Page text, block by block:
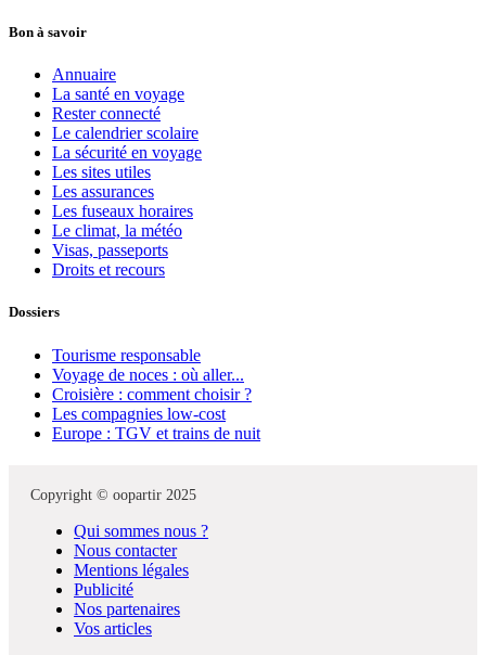
Bon à savoir
Annuaire
La santé en voyage
Rester connecté
Le calendrier scolaire
La sécurité en voyage
Les sites utiles
Les assurances
Les fuseaux horaires
Le climat, la météo
Visas, passeports
Droits et recours
Dossiers
Tourisme responsable
Voyage de noces : où aller...
Croisière : comment choisir ?
Les compagnies low-cost
Europe : TGV et trains de nuit
Copyright © oopartir 2025
Qui sommes nous ?
Nous contacter
Mentions légales
Publicité
Nos partenaires
Vos articles